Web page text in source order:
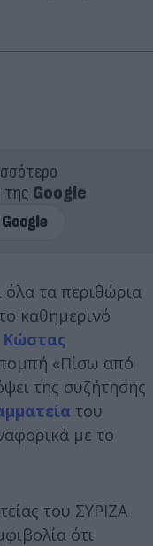
Google
όλα τα περιθώρια
καθημερινό
Κώστας
«Πίσω από
της συζήτησης
του
με το
του ΣΥΡΙΖΑ
ότι